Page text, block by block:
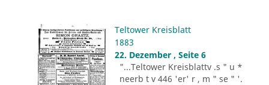
Teltower Kreisblatt
1883
22. Dezember , Seite 6
"...Teltower Kreisblattv .s " u *
neerb t v 446 'er' r , m " se " '.